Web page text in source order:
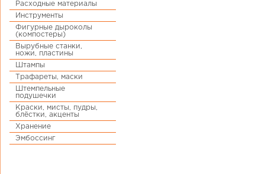
Расходные материалы
Инструменты
Фигурные дыроколы
(компостеры)
Вырубные станки,
ножи, пластины
Штампы
Трафареты, маски
Штемпельные
подушечки
Краски, мисты, пудры,
блёстки, акценты
Хранение
Эмбоссинг